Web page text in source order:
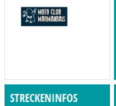
STRECKENINFOS